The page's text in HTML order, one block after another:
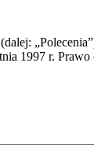
1997 r.